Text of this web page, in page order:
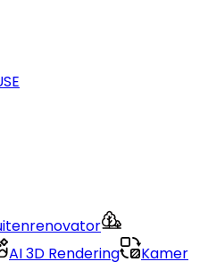
AI 3D Rendering
Kamer